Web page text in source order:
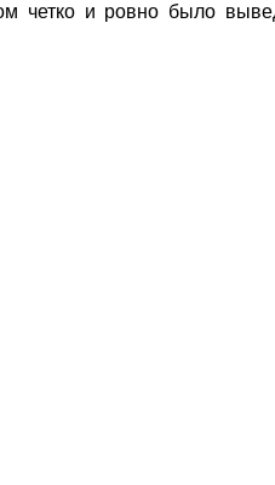
четко и ровно было